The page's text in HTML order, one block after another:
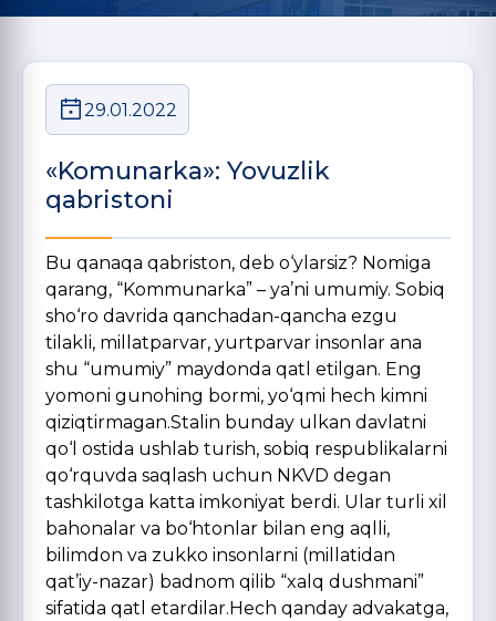
29.01.2022
«Komunarka»: Yovuzlik
qabristoni
Bu qanaqa qabriston, deb o‘ylarsiz? Nomiga
qarang, “Kommunarka” – ya’ni umumiy. Sobiq
sho‘ro davrida qanchadan-qancha ezgu
tilakli, millatparvar, yurtparvar insonlar ana
shu “umumiy” maydonda qatl etilgan. Eng
yomoni gunohing bormi, yo‘qmi hech kimni
qiziqtirmagan.Stalin bunday ulkan davlatni
qo‘l ostida ushlab turish, sobiq respublikalarni
qo‘rquvda saqlash uchun NKVD degan
tashkilotga katta imkoniyat berdi. Ular turli xil
bahonalar va bo‘htonlar bilan eng aqlli,
bilimdon va zukko insonlarni (millatidan
qat’iy-nazar) badnom qilib “xalq dushmani”
sifatida qatl etardilar.Hech qanday advakatga,